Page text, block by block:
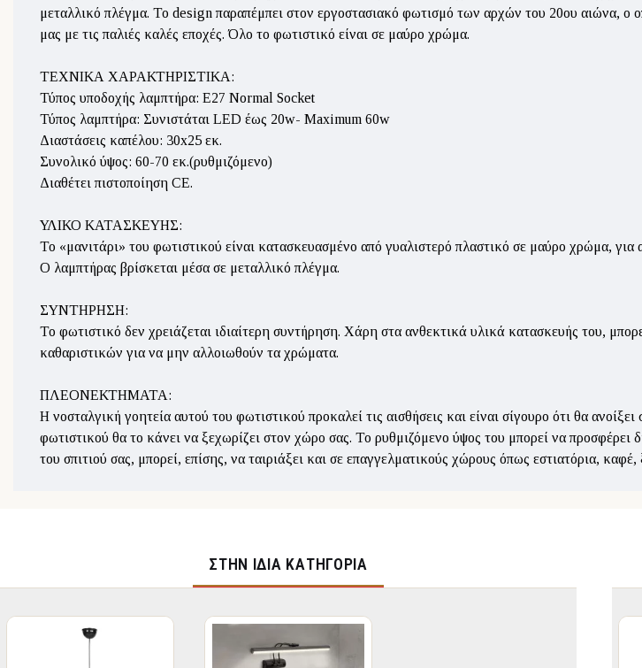
μεταλλικό πλέγμα. Το design παραπέμπει στον εργοστασιακό φωτισμό των αρχών του 20ου αιώνα, ο
μας με τις παλιές καλές εποχές. Όλο το φωτιστικό είναι σε μαύρο χρώμα.
ΤΕΧΝΙΚΑ ΧΑΡΑΚΤΗΡΙΣΤΙΚΑ:
Τύπος υποδοχής λαμπτήρα: Ε27 Normal Socket
Τύπος λαμπτήρα: Συνιστάται LED έως 20w- Maximum 60w
Διαστάσεις καπέλου: 30x25 εκ.
Συνολικό ύψος: 60-70 εκ.(ρυθμιζόμενο)
Διαθέτει πιστοποίηση CE.
ΥΛΙΚΟ ΚΑΤΑΣΚΕΥΗΣ:
Το «μανιτάρι» του φωτιστικού είναι κατασκευασμένο από γυαλιστερό πλαστικό σε μαύρο χρώμα, για
Ο λαμπτήρας βρίσκεται μέσα σε μεταλλικό πλέγμα.
ΣΥΝΤΗΡΗΣΗ:
Το φωτιστικό δεν χρειάζεται ιδιαίτερη συντήρηση. Χάρη στα ανθεκτικά υλικά κατασκευής του,
καθαριστικών για να μην αλλοιωθούν τα χρώματα.
ΠΛΕΟΝΕΚΤΗΜΑΤΑ:
Η νοσταλγική γοητεία αυτού του φωτιστικού προκαλεί τις αισθήσεις και είναι σίγουρο ότι θα
φωτιστικού θα το κάνει να ξεχωρίζει στον χώρο σας. Το ρυθμιζόμενο ύψος του μπορεί να
του σπιτιού σας, μπορεί, επίσης, να ταιριάξει και σε επαγγελματικούς χώρους όπως εστιατόρια, καφέ,
ΣΤΉΝ ΊΔΙΑ ΚΑΤΗΓΟΡΊΑ